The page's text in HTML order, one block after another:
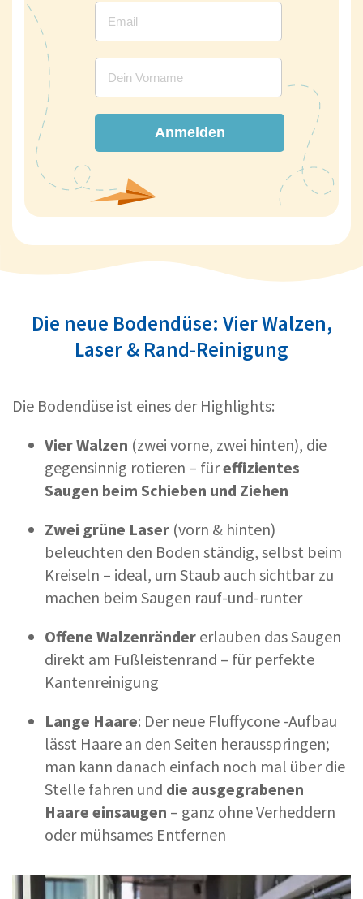
Anmelden
Die neue Bodendüse: Vier Walzen,
Laser & Rand-Reinigung
Die Bodendüse ist eines der Highlights:
Vier Walzen (zwei vorne, zwei hinten), die
gegensinnig rotieren – füreffizientes
Saugen beim Schieben und Ziehen
Zwei grüne Laser (vorn & hinten)
beleuchten den Boden ständig, selbst beim
Kreiseln – ideal, um Staub auch sichtbar zu
machen beim Saugen rauf-und-runter
Offene Walzenränder erlauben das Saugen
direkt am Fußleistenrand – für perfekte
Kantenreinigung
Lange Haare: Der neue Fluffycone -Aufbau
lässt Haare an den Seiten herausspringen;
man kann danach einfach noch mal über die
Stelle fahren und die ausgegrabenen
Haare einsaugen – ganz ohne Verheddern
oder mühsames Entfernen